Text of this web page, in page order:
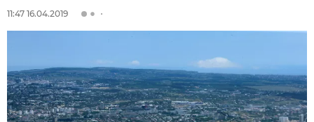
11:47 16.04.2019